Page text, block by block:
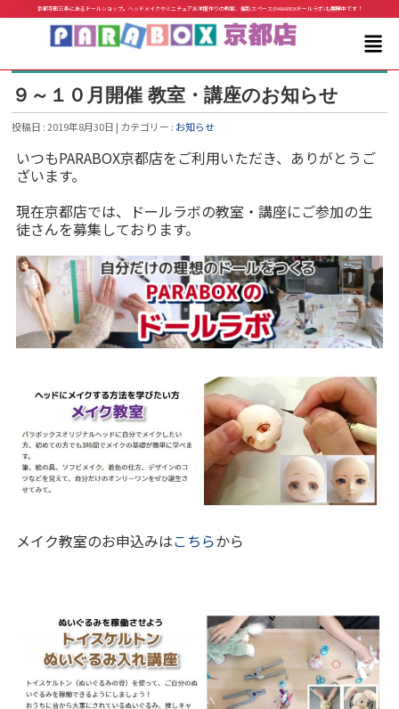
京都寺町三条にあるドールショップ。ヘッドメイクやミニチュアお洋服作りの教室、撮影スペース(PARABOXドールラボ)も展開中です！
９～１０月開催 教室・講座のお知らせ
投稿日 : 2019年8月30日 | カテゴリー : お知らせ
いつもPARABOX京都店をご利用いただき、ありがとうご
ざいます。
現在京都店では、ドールラボの教室・講座にご参加の生
徒さんを募集しております。
メイク教室のお申込みはこちらから